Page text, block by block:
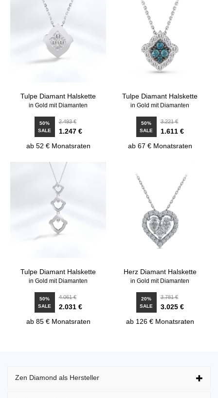
Tulpe Diamant Halskette
in Gold mit Diamanten
50%
SALE
2.493 €
1.247 €
ab 52 € Monatsraten
Tulpe Diamant Halskette
in Gold mit Diamanten
50%
SALE
3.221 €
1.611 €
ab 67 € Monatsraten
Tulpe Diamant Halskette
in Gold mit Diamanten
50%
SALE
4.061 €
2.031 €
ab 85 € Monatsraten
Herz Diamant Halskette
in Gold mit Diamanten
20%
SALE
3.781 €
3.025 €
ab 126 € Monatsraten
Zen Diamond als Hersteller